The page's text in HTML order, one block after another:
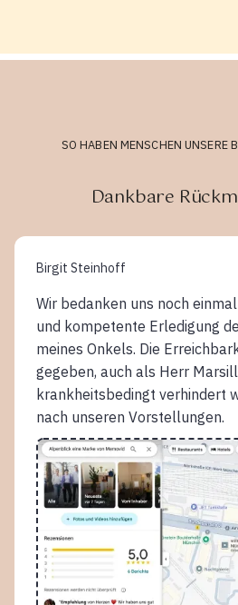
SO HABEN MENSCHEN UNSERE
Dankbare
Birgit Steinhoff
Wir bedanken uns noch
und kompetente Erledigung
meines Onkels. Die
gegeben, auch als Herr
krankheitsbedingt verhindert
nach unseren Vorstellungen.